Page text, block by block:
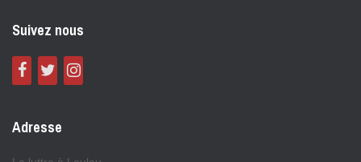
Suivez nous
Adresse